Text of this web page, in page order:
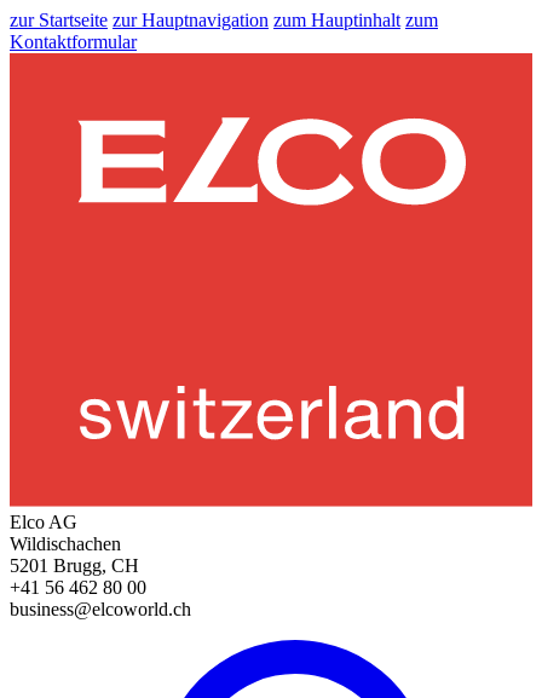
zur Startseite zur Hauptnavigation zum Hauptinhalt zum
Kontaktformular
Elco AG
Wildischachen
5201 Brugg, CH
+41 56 462 80 00
business@elcoworld.ch